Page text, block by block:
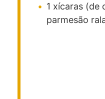
1 xícaras (de
parmesão